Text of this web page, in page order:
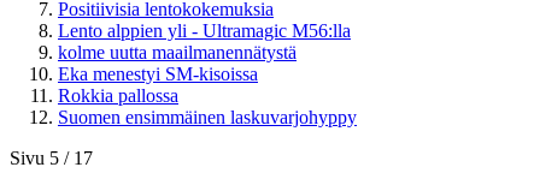
Positiivisia lentokokemuksia
Lento alppien yli - Ultramagic M56:lla
kolme uutta maailmanennätystä
Eka menestyi SM-kisoissa
Rokkia pallossa
Suomen ensimmäinen laskuvarjohyppy
Sivu 5 / 17